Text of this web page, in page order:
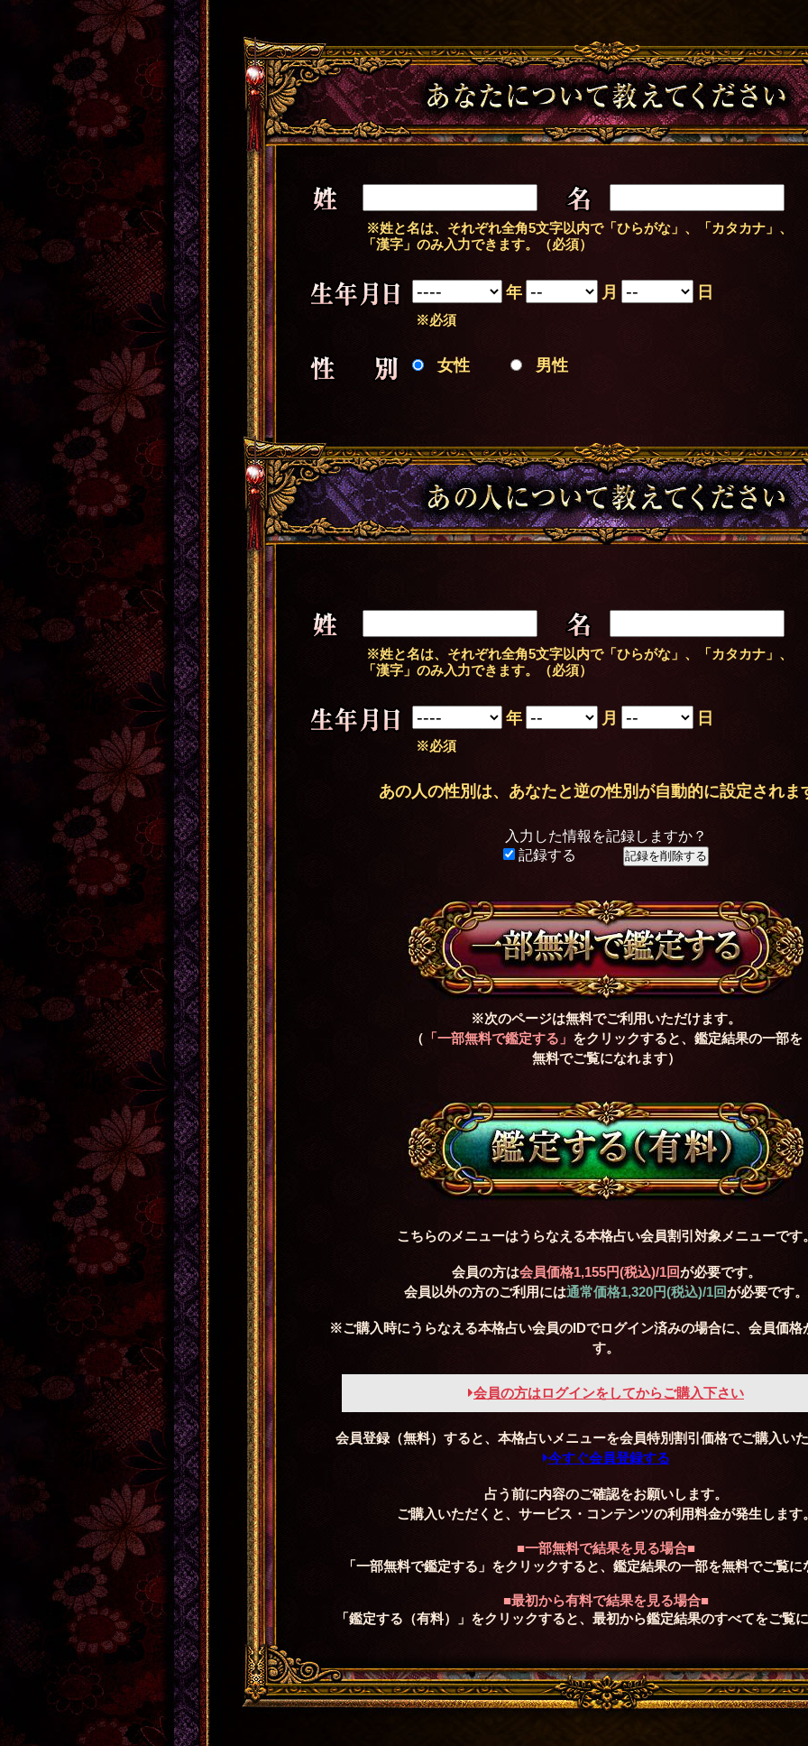
あなたについて教えてください
姓 名
※姓と名は、それぞれ全角5文字以内で「ひらがな」、「カタカナ」、
「漢字」のみ入力できます。（必須）
生年月日 年 月 日
※必須
性別 女性 男性
あの人について教えてください
姓 名
※姓と名は、それぞれ全角5文字以内で「ひらがな」、「カタカナ」、
「漢字」のみ入力できます。（必須）
生年月日 年 月 日
※必須
あの人の性別は、あなたと逆の性別が自動的に設定されま
入力した情報を記録しますか？
記録する
※次のページは無料でご利用いただけます。
（ 「一部無料で鑑定する」 をクリックすると、鑑定結果の一部を
無料でご覧になれます）
こちらのメニューはうらなえる本格占い会員割引対象メニューです
会員の方は会員価格1,155円(税込)/1回が必要です。
会員以外の方のご利用には通常価格1,320円(税込)/1回が必要です。
※ご購入時にうらなえる本格占い会員のIDでログイン済みの場合に、会員価格
す。
会員の方はログインをしてからご購入下さい
会員登録（無料）すると、本格占いメニューを会員特別割引価格でご購入い
今すぐ会員登録する
占う前に内容のご確認をお願いします。
ご購入いただくと、サービス・コンテンツの利用料金が発生します
■一部無料で結果を見る場合■
「一部無料で鑑定する」をクリックすると、鑑定結果の一部を無料でご覧に
■最初から有料で結果を見る場合■
「鑑定する（有料）」をクリックすると、最初から鑑定結果のすべてをご覧